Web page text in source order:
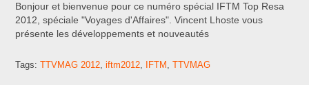
Bonjour et bienvenue pour ce numéro spécial IFTM Top Resa
2012, spéciale "Voyages d'Affaires". Vincent Lhoste vous
présente les développements et nouveautés
Tags:TTVMAG 2012 ,iftm2012 IFTM ,TTVMAG